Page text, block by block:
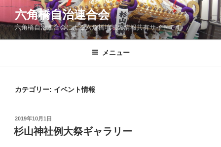
コ
テ
ン
六角橋自治連合会
六角橋自治連合会による六角橋地域の情報共有サイトです
メニュー
カテゴリー: イベント情報
投
稿
日:
2019年10月1日
杉山神社例大祭ギャラリー